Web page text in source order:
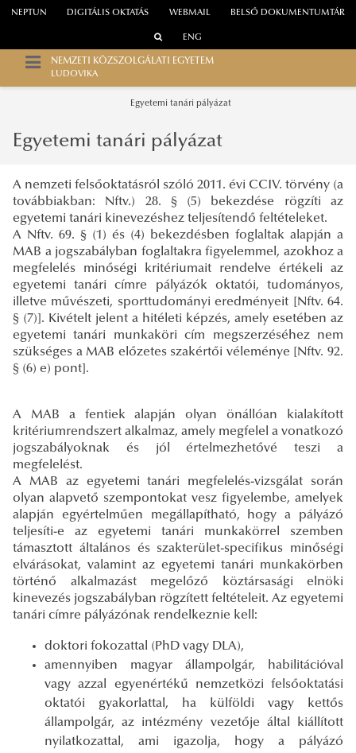
WEBMAIL
NEPTUN DIGITÁLIS OKTATÁS BELSŐ DOKUMENTUMTÁR
ENG
NEMZETI KÖZSZOLGÁLATI EGYETEM
LUDOVIKA
Egyetemi tanári pályázat
Egyetemi tanári pályázat
A nemzeti felsőoktatásról szóló 2011. évi CCIV. törvény (a
továbbiakban: Nftv.) 28. § (5) bekezdése rögzíti az
egyetemi tanári kinevezéshez teljesítendő feltételeket.
A Nftv. 69. § (1) és (4) bekezdésben foglaltak alapján a
MAB a jogszabályban foglaltakra figyelemmel, azokhoz a
megfelelés minőségi kritériumait rendelve értékeli az
egyetemi tanári címre pályázók oktatói, tudományos,
illetve művészeti, sporttudományi eredményeit [Nftv. 64.
§ (7)]. Kivételt jelent a hitéleti képzés, amely esetében az
egyetemi tanári munkaköri cím megszerzéséhez nem
szükséges a MAB előzetes szakértői véleménye [Nftv. 92.
§ (6) e) pont].
A MAB a fentiek alapján olyan önállóan kialakított
kritériumrendszert alkalmaz, amely megfelel a vonatkozó
jogszabályoknak és jól értelmezhetővé teszi a
megfelelést.
A MAB az egyetemi tanári megfelelés-vizsgálat során
olyan alapvető szempontokat vesz figyelembe, amelyek
alapján egyértelműen megállapítható, hogy a pályázó
teljesíti-e az egyetemi tanári munkakörrel szemben
támasztott általános és szakterület-specifikus minőségi
elvárásokat, valamint az egyetemi tanári munkakörben
történő alkalmazást megelőző köztársasági elnöki
kinevezés jogszabályban rögzített feltételeit. Az egyetemi
tanári címre pályázónak rendelkeznie kell:
doktori fokozattal (PhD vagy DLA),
amennyiben magyar állampolgár, habilitációval
vagy azzal egyenértékű nemzetközi felsőoktatási
oktatói gyakorlattal, ha külföldi vagy kettős
állampolgár, az intézmény vezetője által kiállított
nyilatkozattal, ami igazolja, hogy a pályázó